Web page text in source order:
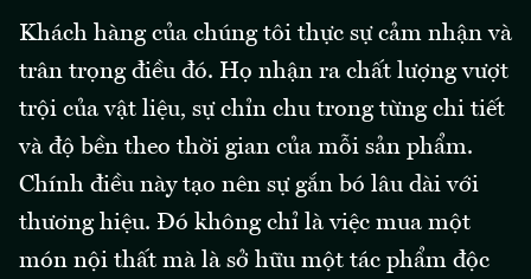
Khách hàng của chúng tôi thực sự cảm nhận và
trân trọng điều đó. Họ nhận ra chất lượng vượt
trội của vật liệu, sự chỉn chu trong từng chi tiết
và độ bền theo thời gian của mỗi sản phẩm.
Chính điều này tạo nên sự gắn bó lâu dài với
thương hiệu. Đó không chỉ là việc mua một
món nội thất mà là sở hữu một tác phẩm độc